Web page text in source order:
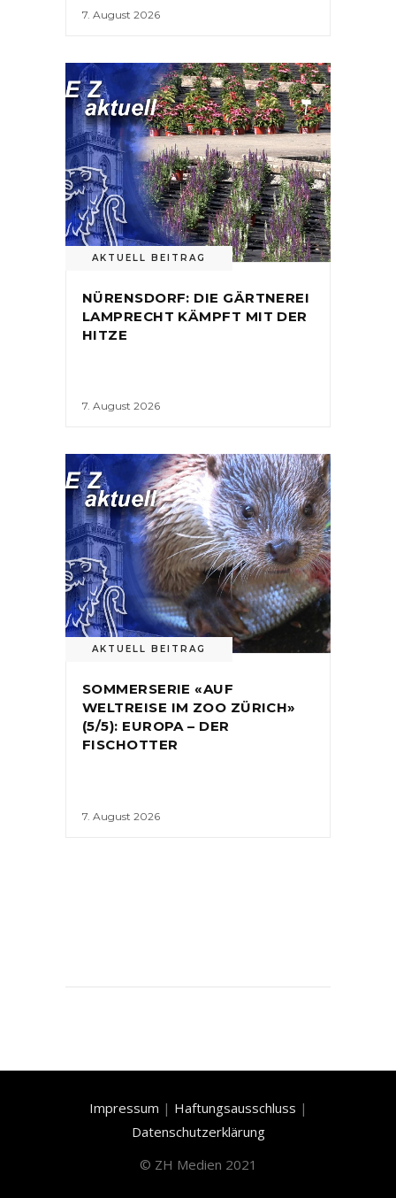
7. August 2026
AKTUELL BEITRAG
NÜRENSDORF: DIE GÄRTNEREI
LAMPRECHT KÄMPFT MIT DER
HITZE
7. August 2026
AKTUELL BEITRAG
SOMMERSERIE «AUF
WELTREISE IM ZOO ZÜRICH»
(5/5): EUROPA – DER
FISCHOTTER
7. August 2026
Impressum | Haftungsausschluss |
Datenschutzerklärung
© ZH Medien 2021